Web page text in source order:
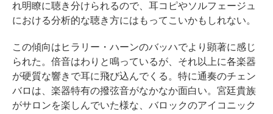
れ明瞭に聴き分けられるので、耳コピやソルフェージュ
における分析的な聴き方にはもってこいかもしれない。
この傾向はヒラリー・ハーンのバッハでより顕著に感じ
られた。倍音はわりと鳴っているが、それ以上に各楽器
が硬質な響きで耳に飛び込んでくる。特に通奏のチェン
バロは、楽器特有の撥弦音がなかなか面白い。宮廷貴族
がサロンを楽しんでいた様な、バロックのアイコニック